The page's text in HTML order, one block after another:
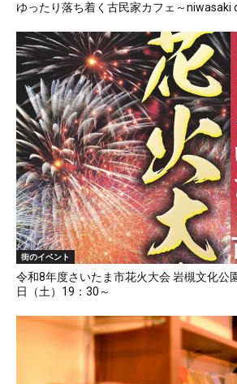
ゆったり落ち着く古民家カフェ～niwasaki
街のイベント
令和8年度さいたま市花火大会 岩槻文化公
日（土）19：30～